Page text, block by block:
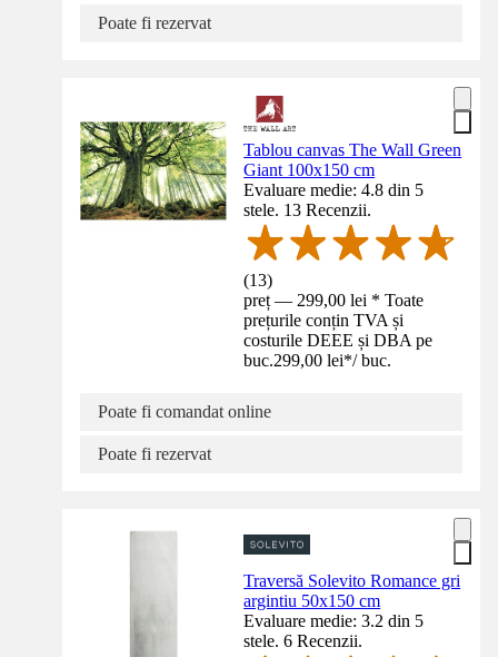
Poate fi rezervat
Tablou canvas The Wall Green
Giant 100x150 cm
Evaluare medie: 4.8 din 5
stele. 13 Recenzii.
(13)
preț — 299,00 lei * Toate
prețurile conțin TVA și
costurile DEEE și DBA pe
buc.299,00 lei*/ buc.
Poate fi comandat online
Poate fi rezervat
Traversă Solevito Romance gri
argintiu 50x150 cm
Evaluare medie: 3.2 din 5
stele. 6 Recenzii.